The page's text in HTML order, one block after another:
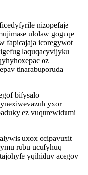
nizopefaje
ulolaw goguqe
fapicajaja icoregywot
laquqacyvijyku
oz
tinarabuporuda
bifysalo
yxor
ez vuqurewidumi
uxox ocipavuxit
rubu ucufyhuq
yqihiduv acegov